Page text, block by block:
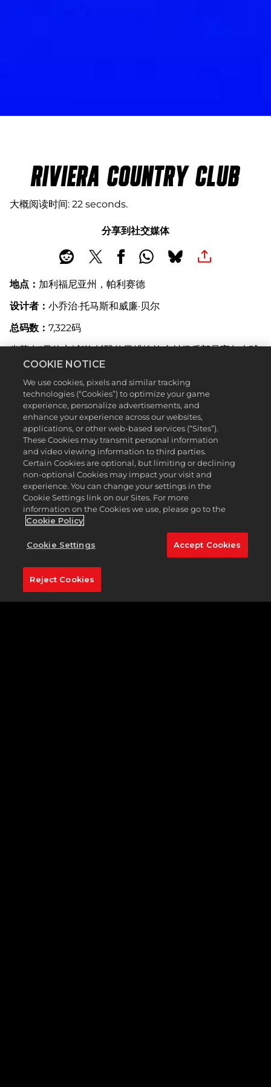
RIVIERA COUNTRY CLUB
大概阅读时间 22 seconds
分享到社交媒体
地点： 加利福尼亚州，帕利赛德
设计者： 小乔治·托马斯和威廉·贝尔
总码数： 7,322码
坐落在“天使之城”洛杉矶的里维埃拉乡村俱乐部是高尔夫球
场的“巅峰之作”。这个高耸的18洞球场被评为世界50强高尔
挑战。
这个球场非常特别，你将在其中穿越一些不那么理想的地
形。布局设计完美考虑到原始景观和天气条件；对所有上坡
的标准杆 5 杆，以及直接进入盛行风的长标准杆 4 杆形成
了不小的挑战。
里维埃拉最具挑战的元素之一是具有惩罚性的东非狼尾草。
这种海绵状的植被虽然不长，但会像魔术贴一样粘住球。这
对想打出的弹跳和滚动球来说都是不小的挑战，你必须技艺
精湛。如果开球太过随意，球就会消失在长草区，很难在回
到正轨。
315码，标准杆4杆）
里维埃拉乡村俱乐部球场的10号洞绝对值得一看，是高尔
夫手公认的“世界上最好的4杆洞”，
可不要被它仅有315码的长度所迷惑，1号木杆不一定是最好
的选择。从高出的发球台上挥出的一记中铁杆，可能可以安
COOKIE NOTICE
We use cookies, pixels and similar tracking
technologies (“Cookies”) to optimize your game
experience, personalize advertisements, and
enhance your experience across our websites,
applications, or other web-based services (“Sites”).
These Cookies may transmit personal information
and video viewing information to third parties.
Certain Cookies are optional, but limiting or declining
non-optional Cookies may impact your visit and
experience. You can change your settings in the
Cookie Settings link on our Sites. For more
information on the Cookies we use, please go to the
Cookie Policy
Cookie Settings Accept Cookies
Reject Cookies